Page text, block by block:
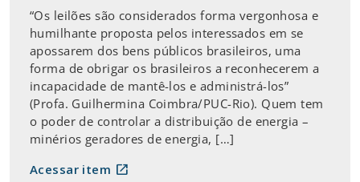
“Os leilões são considerados forma vergonhosa e
humilhante proposta pelos interessados em se
apossarem dos bens públicos brasileiros, uma
forma de obrigar os brasileiros a reconhecerem a
incapacidade de mantê-los e administrá-los”
(Profa. Guilhermina Coimbra/PUC-Rio). Quem tem
o poder de controlar a distribuição de energia –
minérios geradores de energia, […]
Acessar item open_in_new